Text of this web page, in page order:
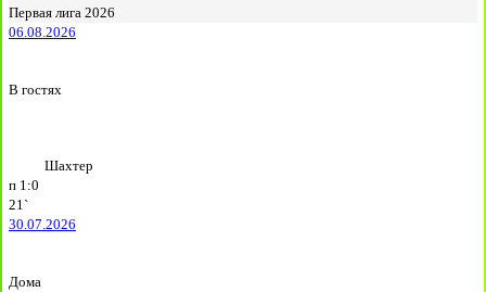
Первая лига 2026
06.08.2026
В гостях
Шахтер
п 1:0
21`
30.07.2026
Дома